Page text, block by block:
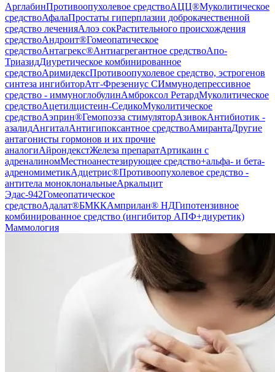
АрглабинПротивоопухолевое средствоАЦЦ®Муколитическое
средствоАфалаПростаты гиперплазии доброкачественной
средство леченияАлоэ сокРастительного происхождения
средствоАндроит®Гомеопатическое
средствоАнтагрекс®Антиагрегантное средствоАпо-
ТриазидДиуретическое комбинированное
средствоАримидексПротивоопухолевое средство, эстрогенов
синтеза ингибиторАтг-Фрезениус СИммунодепрессивное
средство - иммуноглобулинАмброксол РетардМуколитическое
средствоАцетилцистеин-СедикоМуколитическое
средствоАэприн®Гемопоэза стимуляторАзивокАнтибиотик -
азалидАнгиталАнтигипоксантное средствоАмирантаДругие
антагонисты гормонов и их прочие
аналогиАйрондекстЖелеза препаратАртикаин с
адреналиномМестноанестезирующее средство+альфа- и бета-
адреномиметикАдцетрис®Противоопухолевое средство -
антитела моноклональныеАркальцит
Эдас-942Гомеопатическое
средствоАдалат®БМККАмприлан® НДГипотензивное
комбинированное средство (ингибитор АПФ+диуретик)
Маммология